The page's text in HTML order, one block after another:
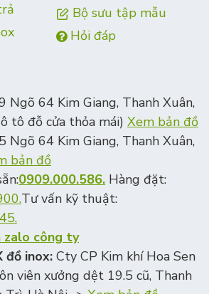
Bộ sưu tập mẫu
Hỏi đáp
Ngõ 64 Kim Giang, Thanh Xuân,
tô đỗ cửa thỏa mái) Xem bản đồ
Ngõ 64 Kim Giang, Thanh Xuân,
bản đồ
0909.000.586. Hàng đặt:
Tư vấn kỹ thuật:
zalo công ty
đồ inox: Cty CP Kim khí Hoa Sen
viên xưởng dệt 19.5 cũ, Thanh